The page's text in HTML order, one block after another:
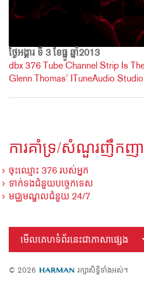
ថ្ងៃអង្គារ ទី 3 ខែធ្នូ ឆ្នាំ2013
dbx 376 Tube Channel Strip Is
Glenn Thomas’ ITuneAudio Studio
ការគាំទ្រ/សំណួរញឹកញ
ចុះឈ្មោះ 376 របស់អ្នក
ទាក់ទងជំនួយបច្ចេកទេស
មជ្ឈមណ្ឌលជំនួយ 24/7
មើលគេហទំព័រនេះជាភាសាផ្សេង
© 2026 រក្សាសិទ្ធិទាំងអស់។